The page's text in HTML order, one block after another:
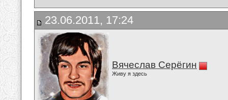
23.06.2011, 17:24
Вячеслав Серёгин
Живу я здесь